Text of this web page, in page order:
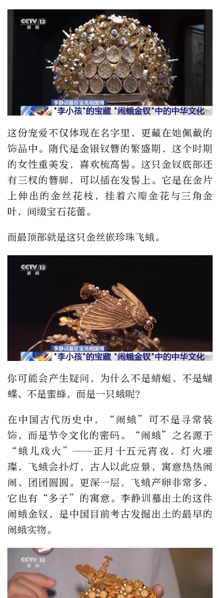
这份宠爱不仅体现在名字里，更藏在她佩戴的
饰品中。隋代是金银钗簪的繁盛期，这个时期
的女性重美发，喜欢梳高髻。这只金钗底部还
有三杈的簪脚，可以插在发髻上。它是在金片
上伸出的金丝花枝，挂着六瓣金花与三角金
叶，间缀宝石花蕾。
而最顶部就是这只金丝嵌珍珠飞蛾。
你可能会产生疑问，为什么不是蜻蜓、不是蝴
蝶、不是蜜蜂，而是一只蛾呢？
在中国古代历史中，“闹蛾”可不是寻常装
饰，而是节令文化的密码。“闹蛾”之名源于
“蛾儿戏火”——正月十五元宵夜，灯火璀
璨，飞蛾会扑灯，古人以此应景，寓意热热闹
闹、团团圆圆。更深一层，飞蛾产卵非常多，
它也有“多子”的寓意。李静训墓出土的这件
闹蛾金钗，是中国目前考古发掘出土的最早的
闹蛾实物。